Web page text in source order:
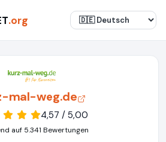
.org
mal-weg.de
4,57 / 5,00
auf 5.341 Bewertungen